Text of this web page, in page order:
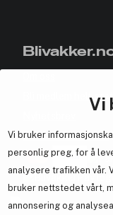
Vi
Vi bruker
personlig preg, for å
analysere trafikken vår.
bruker nettstedet vårt,
annonsering og
Bli medlem helt
Samarbeid med oss